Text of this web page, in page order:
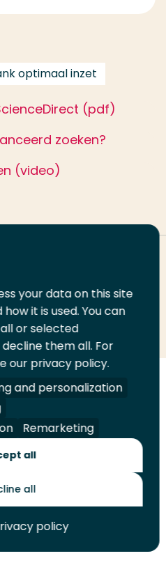
optimaal inzet
(pdf)
zoeken?
(video)
Print
deze
pagina
A-Z Index
Contact
your data on this site
it is used. You can
or selected
them all. For
our privacy policy.
and personalization
Remarketing
all
all
policy